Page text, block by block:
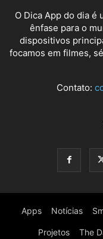
O Dica App do dia
ênfase para o
dispositivos
focamos em filmes,
Contato:
Apps Notícias
Projetos The